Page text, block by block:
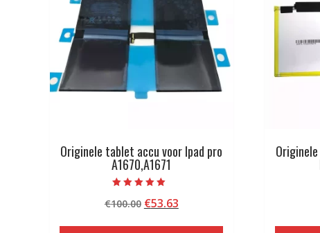
Originele tablet accu voor Ipad pro
A1670,A1671
5.00
van 5
€100.00 Oorspronkelijke
€53.63Huidige